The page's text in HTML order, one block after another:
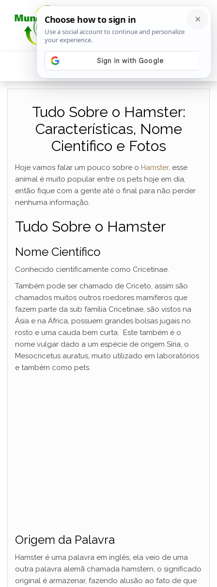
Tudo Sobre o Hamster:
Características, Nome
Cientifico e Fotos
Hoje vamos falar um pouco sobre o Hamster, esse
animal é muito popular entre os pets hoje em dia,
então fique com a gente até o final para não perder
nenhuma informação.
Tudo Sobre o Hamster
Nome Científico
Conhecido cientificamente como Cricetinae.
Também pode ser chamado de Criceto, assim são
chamados muitos outros roedores mamíferos que
fazem parte da sub família Cricetinae, são vistos na
Ásia e na África, possuem grandes bolsas jugais no
rosto e uma cauda bem curta. Este também é o
nome vulgar dado a um espécie de origem Síria, o
Mesocricetus auratus, muito utilizado em laboratórios
e também como pets.
Origem da Palavra
Hamster é uma palavra em inglês, ela veio de uma
outra palavra alemã chamada hamstern, o significado
original é armazenar, fazendo alusão ao fato de que